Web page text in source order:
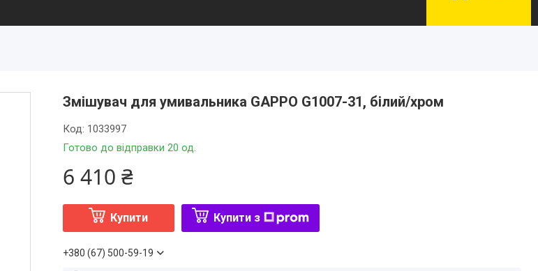
Змішувач для умивальника GAPPO G1007-31, білий/хром
Готово до відправки 20 од.
Код: 1033997
6 410 ₴
Купити Купити з
+380 (67) 500-59-19